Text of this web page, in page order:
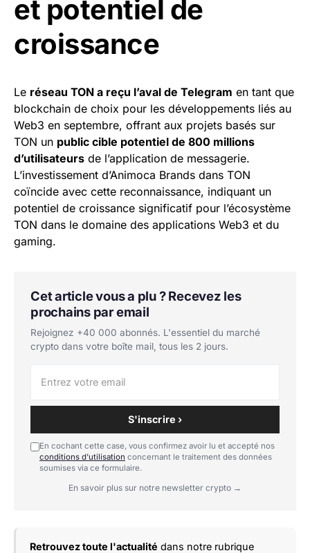
et potentiel de
croissance
Le réseau TON a reçu l’aval de Telegram en tant que
blockchain de choix pour les développements liés au
Web3 en septembre, offrant aux projets basés sur
TON un public cible potentiel de 800 millions
d’utilisateurs de l’application de messagerie.
L’investissement d’Animoca Brands dans TON
coïncide avec cette reconnaissance, indiquant un
potentiel de croissance significatif pour l’écosystème
TON dans le domaine des applications Web3 et du
gaming.
Cet article vous a plu ? Recevez les
prochains par email
Rejoignez +40 000 abonnés. L'essentiel du marché
crypto dans votre boîte mail, tous les 2 jours.
S'inscrire ›
En cochant cette case, vous confirmez avoir lu et accepté nos
conditions d'utilisation concernant le traitement des données
soumises via ce formulaire.
En savoir plus sur notre newsletter crypto →
Retrouvez toute l'actualité dans notre rubrique